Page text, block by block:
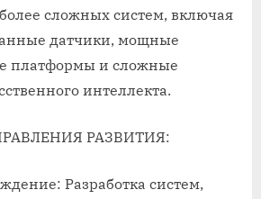
сложных систем, включая
датчики, мощные
платформы и сложные
интеллекта.
РАЗВИТИЯ:
Разработка систем,